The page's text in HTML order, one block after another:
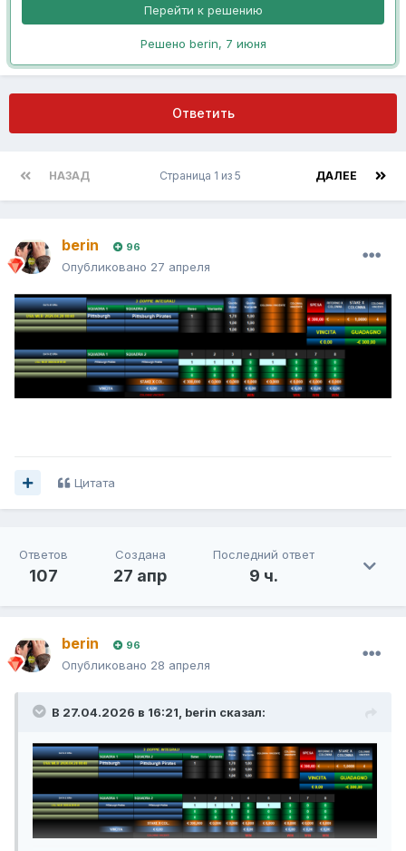
Перейти к решению
Решено berin, 7 июня
Ответить
НАЗАД ДАЛЕЕ
Страница 1 из 5
berin 96
Опубликовано 27 апреля
Цитата
Ответов
107
Создана
27 апр
Последний ответ
9 ч.
berin 96
Опубликовано 28 апреля
В 27.04.2026 в 16:21, berin сказал: